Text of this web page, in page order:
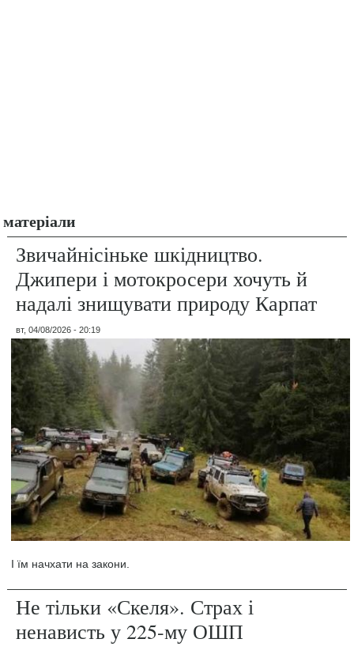
матеріали
Звичайнісіньке шкідництво.
Джипери і мотокросери хочуть й
надалі знищувати природу Карпат
вт, 04/08/2026 - 20:19
І їм начхати на закони.
Не тільки «Скеля». Страх і
ненависть у 225-му ОШП